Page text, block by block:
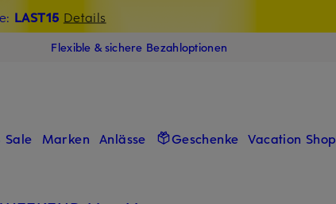
LAST15 Details
sichern
Flexible & sichere Bezahloptionen
Sale Marken Anlässe Geschenke Vacation Shop